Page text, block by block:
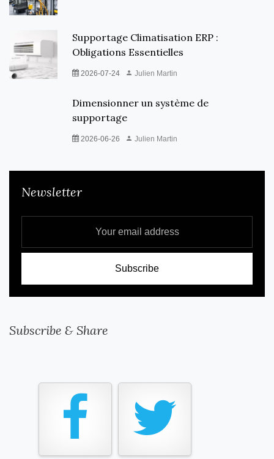
Supportage Climatisation ERP :
Obligations Essentielles
2026-07-24 Julien Martin
Dimensionner un système de
supportage
2026-06-26 Julien Martin
Newsletter
Subscribe & Share